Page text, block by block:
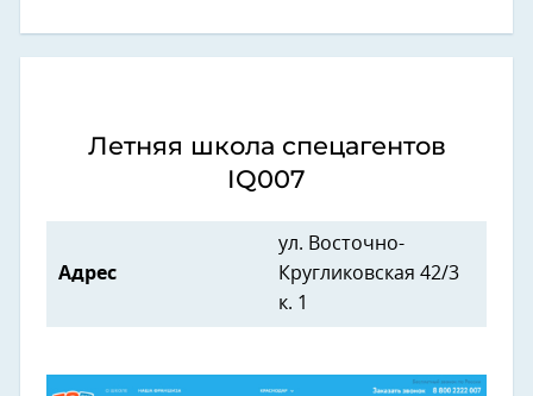
Летняя школа спецагентов
IQ007
Адрес
ул. Восточно-
Кругликовская 42/3
к. 1